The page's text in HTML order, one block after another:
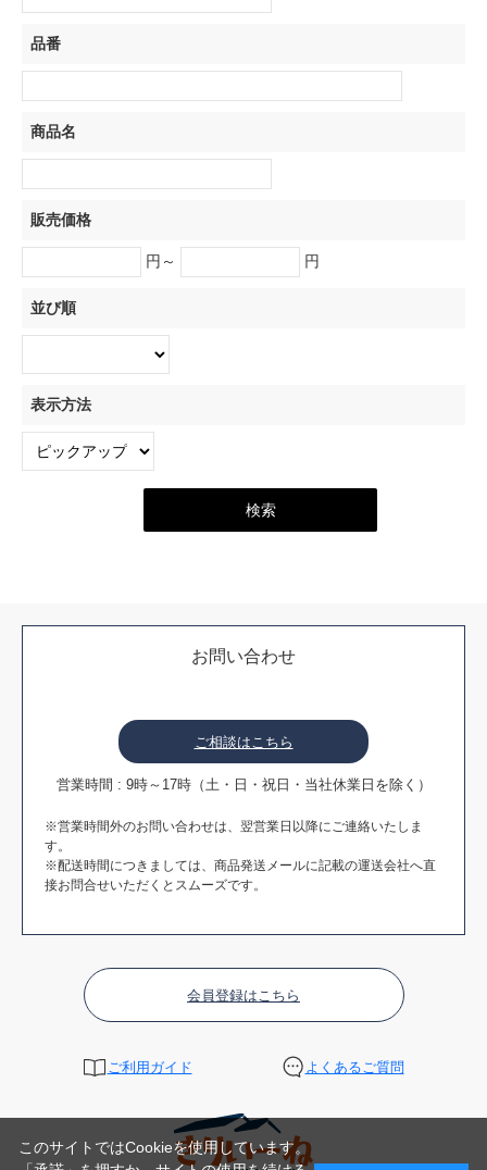
品番
商品名
販売価格
円～ 円
並び順
表示方法
お問い合わせ
ご相談はこちら
営業時間 : 9時～17時（土・日・祝日・当社休業日を除く）
※営業時間外のお問い合わせは、翌営業日以降にご連絡いたしま
す。
※配送時間につきましては、商品発送メールに記載の運送会社へ直
接お問合せいただくとスムーズです。
会員登録はこちら
ご利用ガイド よくあるご質問
このサイトではCookieを使用しています。